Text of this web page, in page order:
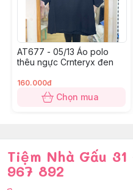
AT677 - 05/13 Áo polo
thêu ngực Crnteryx đen
160.000đ
Chọn mua
Tiệm Nhà Gấu
967 892